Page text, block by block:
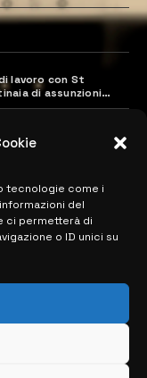
tecnologie come i
del
ci permetterà di
o ID unici su
lavoro con St
di assunzioni